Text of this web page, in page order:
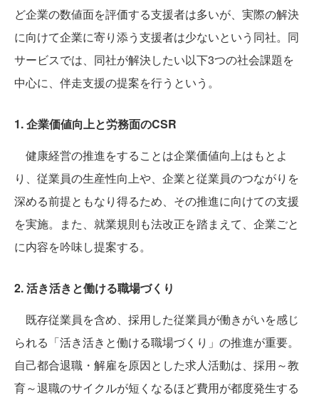
ど企業の数値面を評価する支援者は多いが、実際の解決
に向けて企業に寄り添う支援者は少ないという同社。同
サービスでは、同社が解決したい以下3つの社会課題を
中心に、伴走支援の提案を行うという。
1. 企業価値向上と労務面のCSR
健康経営の推進をすることは企業価値向上はもとよ
り、従業員の生産性向上や、企業と従業員のつながりを
深める前提ともなり得るため、その推進に向けての支援
を実施。また、就業規則も法改正を踏まえて、企業ごと
に内容を吟味し提案する。
2. 活き活きと働ける職場づくり
既存従業員を含め、採用した従業員が働きがいを感じ
られる「活き活きと働ける職場づくり」の推進が重要。
自己都合退職・解雇を原因とした求人活動は、採用～教
育～退職のサイクルが短くなるほど費用が都度発生する